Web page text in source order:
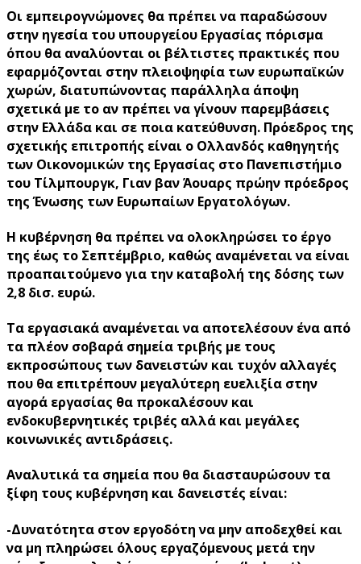
Οι εμπειρογνώμονες θα πρέπει να παραδώσουν
στην ηγεσία του υπουργείου Εργασίας πόρισμα
όπου θα αναλύονται οι βέλτιστες πρακτικές που
εφαρμόζονται στην πλειοψηφία των ευρωπαϊκών
χωρών, διατυπώνοντας παράλληλα άποψη
σχετικά με το αν πρέπει να γίνουν παρεμβάσεις
στην Ελλάδα και σε ποια κατεύθυνση. Πρόεδρος της
σχετικής επιτροπής είναι ο Ολλανδός καθηγητής
των Οικονομικών της Εργασίας στο Πανεπιστήμιο
του Τίλμπουργκ, Γιαν βαν Άουαρς πρώην πρόεδρος
της Ένωσης των Ευρωπαίων Εργατολόγων.
Η κυβέρνηση θα πρέπει να ολοκληρώσει το έργο
της έως το Σεπτέμβριο, καθώς αναμένεται να είναι
προαπαιτούμενο για την καταβολή της δόσης των
2,8 δισ. ευρώ.
Τα εργασιακά αναμένεται να αποτελέσουν ένα από
τα πλέον σοβαρά σημεία τριβής με τους
εκπροσώπους των δανειστών και τυχόν αλλαγές
που θα επιτρέπουν μεγαλύτερη ευελιξία στην
αγορά εργασίας θα προκαλέσουν και
ενδοκυβερνητικές τριβές αλλά και μεγάλες
κοινωνικές αντιδράσεις.
Αναλυτικά τα σημεία που θα διασταυρώσουν τα
ξίφη τους κυβέρνηση και δανειστές είναι:
-Δυνατότητα στον εργοδότη να μην αποδεχθεί και
να μη πληρώσει όλους εργαζόμενους μετά την